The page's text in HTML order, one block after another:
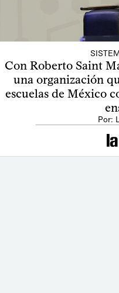
Con Roberto Saint
una organización
escuelas de México
Por: